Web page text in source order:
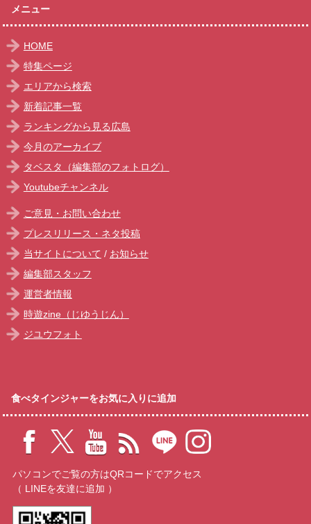
メニュー
HOME
特集ページ
エリアから検索
新着記事一覧
ランキングから見る広島
今月のアーカイブ
タベスタ（編集部のフォトログ）
Youtubeチャンネル
ご意見・お問い合わせ
プレスリリース・ネタ投稿
当サイトについて / お知らせ
編集部スタッフ
運営者情報
時遊zine（じゆうじん）
ジユウフォト
食べタインジャーをお気に入りに追加
パソコンでご覧の方はQRコードでアクセス
（ LINEを友達に追加 ）